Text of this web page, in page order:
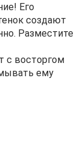
Его
создают
Разместите
с восторгом
ему